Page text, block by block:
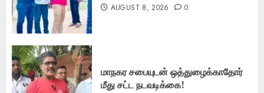
AUGUST 8, 2026 0
மாநகர சபையுடன் ஒத்துழைக்காதோர்
மீது சட்ட நடவடிக்கை!